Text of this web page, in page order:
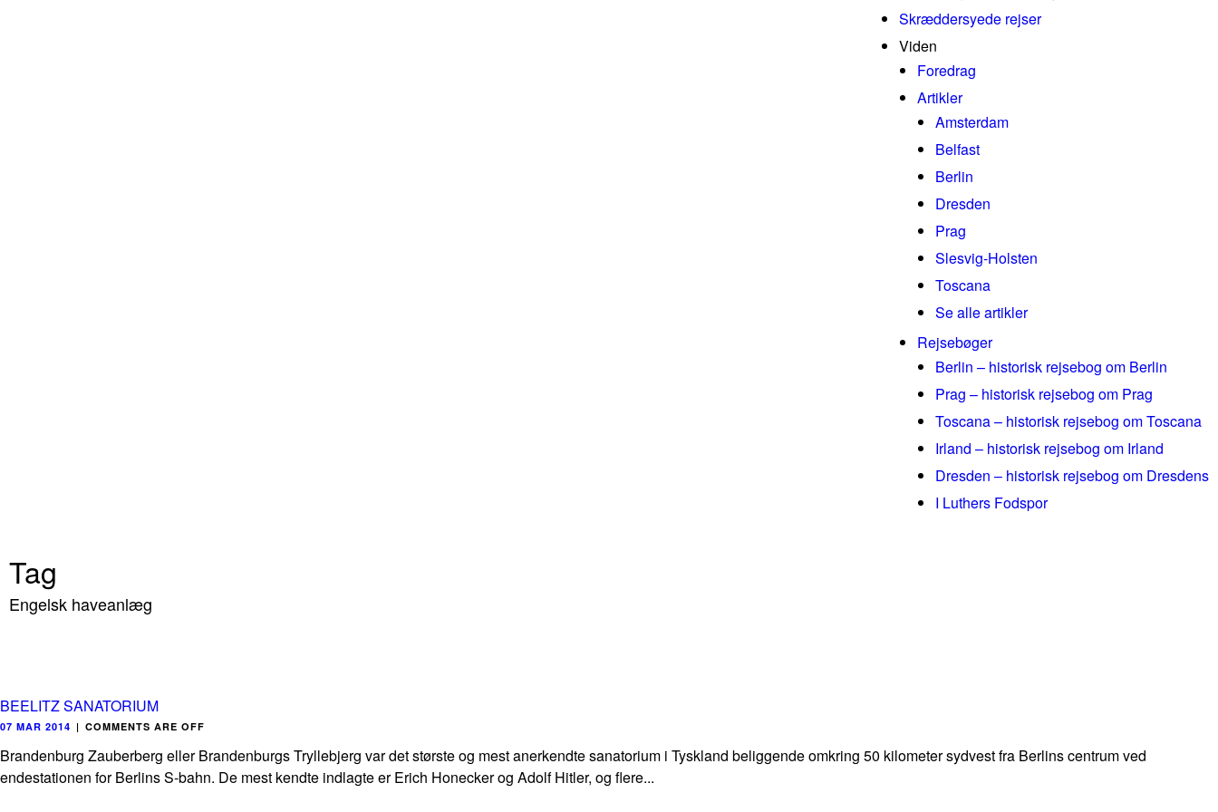
Skræddersyede rejser
Viden
Foredrag
Artikler
Amsterdam
Belfast
Berlin
Dresden
Prag
Slesvig-Holsten
Toscana
Se alle artikler
Rejsebøger
Berlin – historisk rejsebog om Berlin
Prag – historisk rejsebog om Prag
Toscana – historisk rejsebog om Toscana
Irland – historisk rejsebog om Irland
Dresden – historisk rejsebog om Dresdens
I Luthers Fodspor
Tag
Engelsk haveanlæg
BEELITZ SANATORIUM
07 MAR 2014 | COMMENTS ARE OFF
Brandenburg Zauberberg eller Brandenburgs Tryllebjerg var det største og mest anerkendte sanatorium i Tyskland beliggende omkring 50 kilometer sydvest fra Berlins centrum ved
endestationen for Berlins S-bahn. De mest kendte indlagte er Erich Honecker og Adolf Hitler, og flere...